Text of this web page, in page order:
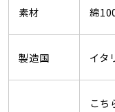
素材 綿
製造国 イタ
こち